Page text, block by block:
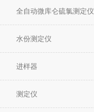
全自动微库仑硫氯测定仪
水份测定仪
进样器
测定仪